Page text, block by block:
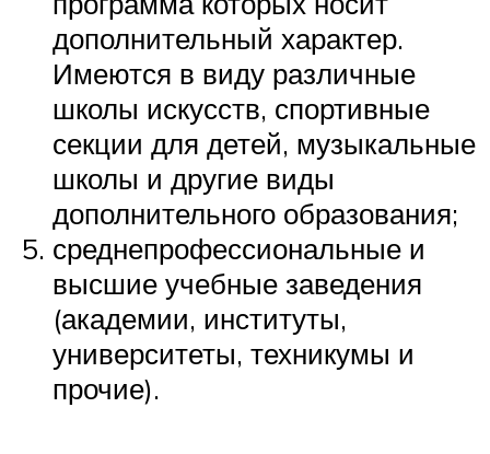
дополнительный характер.
Имеются в виду различные
школы искусств, спортивные
секции для детей, музыкальные
школы и другие виды
дополнительного образования;
среднепрофессиональные и
высшие учебные заведения
(академии, институты,
университеты, техникумы и
прочие).